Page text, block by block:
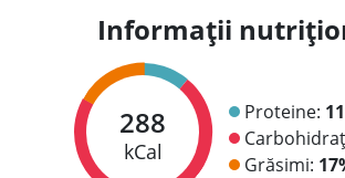
Informații
288
kCal
Proteine:
Grăsimi: